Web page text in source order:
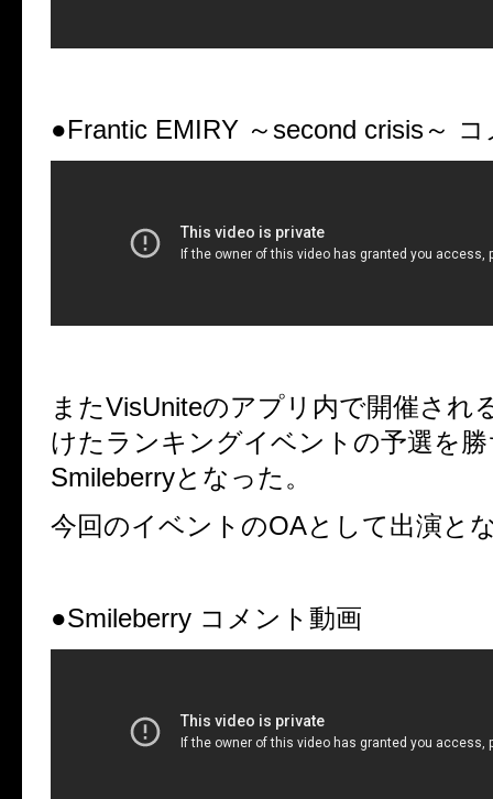
●Frantic EMIRY ～ second crisis～
またVisUniteのアプリ内で開催され
けたランキングイベントの予選を
Smileberryとなった。
今回のイベントのOAとして出演と
●Smileberry コメント動画